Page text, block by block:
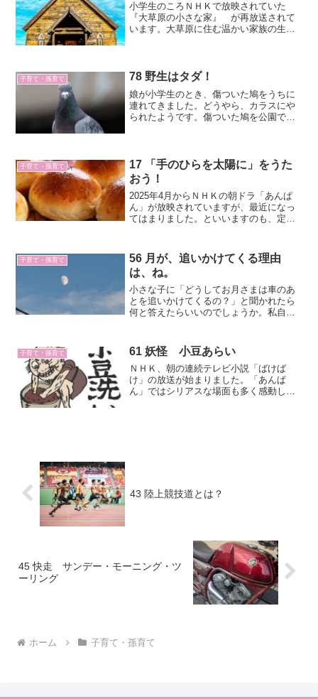
小学生のころＮＨＫで放映されていた
『大草原の小さな家』 が再放送されて
います。大草原に住む温かい家族の生き
ここから先はドラマをみてか...
子育て・孫育て 78 野生はタダ！
娘が小学生のとき、傷ついた鳩をうちに
連れてきました。どうやら、カラスにや
られたようです。傷ついた鳩を公園でみ
と「野生はタダ」と言って治療をしてく
れたそうです。
子育て・孫育て
17 「手のひらを太陽に」をうた
おう！
2025年4月からＮＨＫの朝ドラ「あんぱ
ん」が放映されていますが、最近になっ
てはまりました。といいますのも、定年
ば、朝ドラには子どもの頃に一度はまっ
ていました。第11作...
子育て・孫育て
56 月が、追いかけてくる理由
は、ね。
小さな子に「どうしてお月さまは車のあ
とを追いかけてくるの？」と聞かれたら
何と答えたらいいのでしょうか。私自
で月が追いかけてくると思ったことを覚
えています。
子育て・孫育て 61 妖怪 小豆あらい
ＮＨＫ、朝の連続テレビ小説「ばけば
け」の放送が始まりました。「あんぱ
ん」ではシリアスな場面も多く感動しま
43 陸上競技道とは？
45 快走 サンデー・モーニング・ツ
ーリング
ホーム 子育て・孫育て